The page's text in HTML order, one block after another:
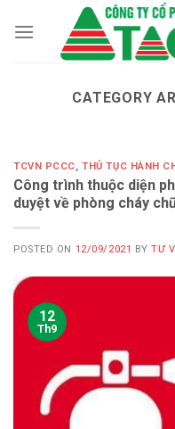
CATEGORY
TCVN PCCC,THỦ TỤC HÀNH
Công trình thuộc diện
duyệt về phòng cháy
POSTED ON 12/09/2021 BYTƯ
12
Th9